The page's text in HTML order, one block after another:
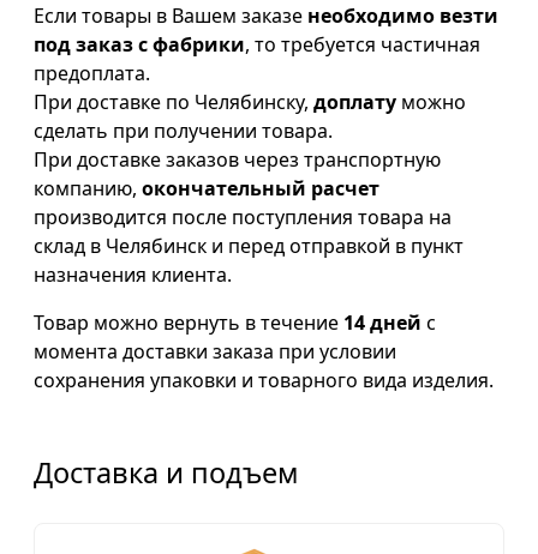
Если товары в Вашем заказе необходимо везти
под заказ с фабрики, то требуется частичная
предоплата.
При доставке по Челябинску, доплату можно
сделать при получении товара.
При доставке заказов через транспортную
компанию, окончательный расчет
производится после поступления товара на
склад в Челябинск и перед отправкой в пункт
назначения клиента.
Товар можно вернуть в течение 14 дней с
момента доставки заказа при условии
сохранения упаковки и товарного вида изделия.
Доставка и подъем